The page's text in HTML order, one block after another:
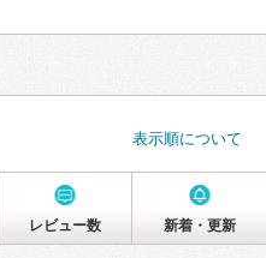
表示順について
レビュー数 新着・更新